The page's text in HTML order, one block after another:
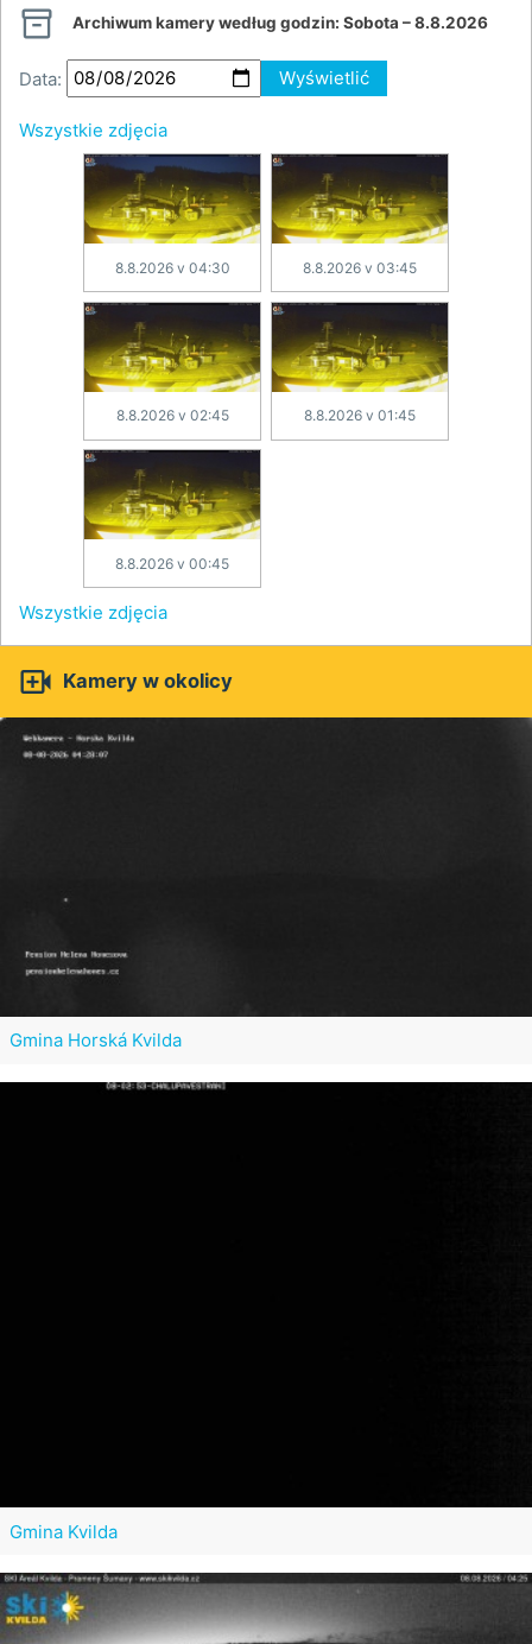
 Archiwum kamery według godzin: Sobota – 8.8.2026
Data: Wyświetlić
Wszystkie zdjęcia
8.8.2026 v 04:30 8.8.2026 v 03:45
8.8.2026 v 02:45 8.8.2026 v 01:45
8.8.2026 v 00:45
Wszystkie zdjęcia
 Kamery w okolicy
Gmina Horská Kvilda
Gmina Kvilda